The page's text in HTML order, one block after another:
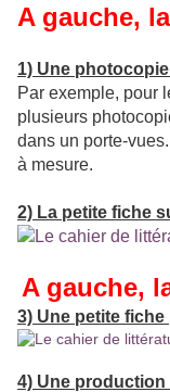
A gauche,
1) Une
Par exemple, pour
plusieurs
dans un porte-
à mesure.
2) La petite fiche
A gauche,
3) Une petite
4) Une production